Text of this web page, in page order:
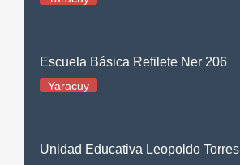
Escuela Básica Refilete Ner 206
Yaracuy
Unidad Educativa Leopoldo Torres